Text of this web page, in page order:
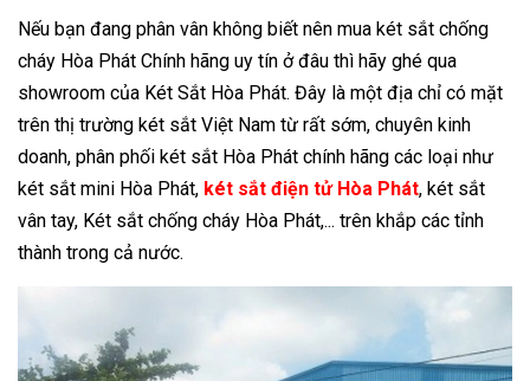
Nếu bạn đang phân vân không biết nên mua két sắt chống
cháy Hòa Phát Chính hãng uy tín ở đâu thì hãy ghé qua
showroom của Két Sắt Hòa Phát. Đây là một địa chỉ có mặt
trên thị trường két sắt Việt Nam từ rất sớm, chuyên kinh
doanh, phân phối két sắt Hòa Phát chính hãng các loại như
két sắt mini Hòa Phát, két sắt điện tử Hòa Phát, két sắt
vân tay, Két sắt chống cháy Hòa Phát,... trên khắp các tỉnh
thành trong cả nước.